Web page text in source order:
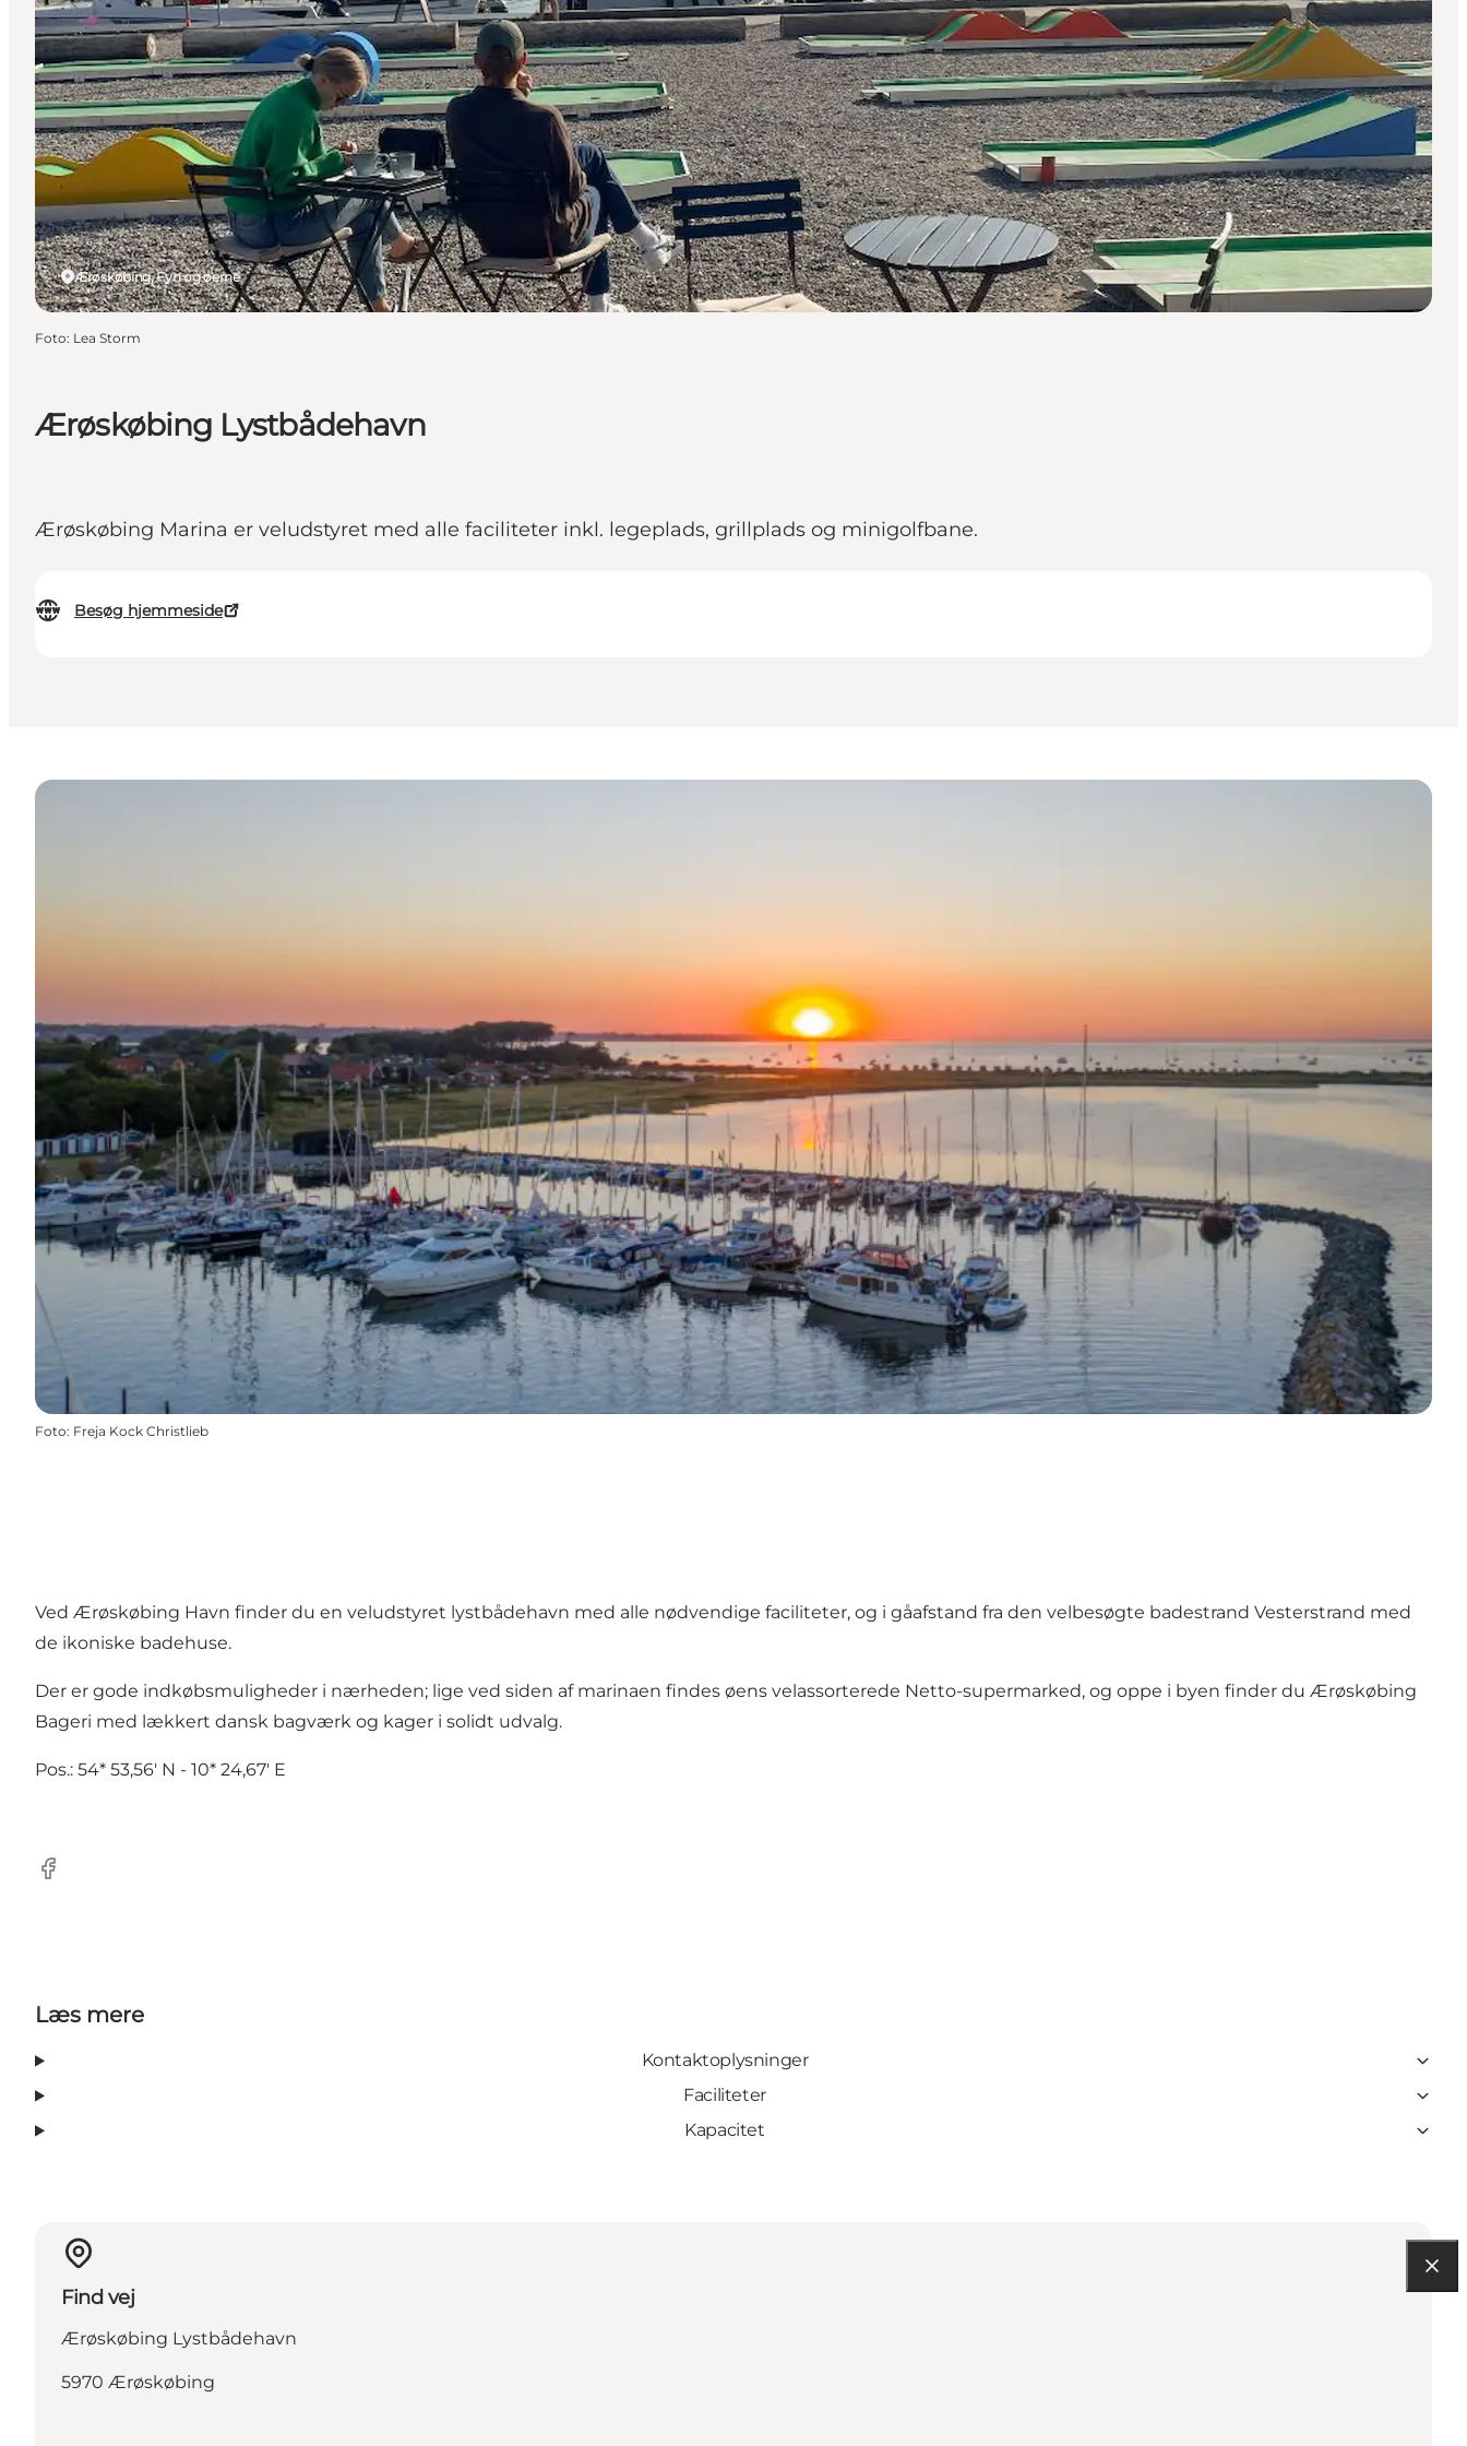
Ærøskøbing Lystbådehavn
Ærøskøbing Marina er veludstyret med alle faciliteter inkl. legeplads, grillplads og minigolfbane.
Besøg hjemmeside
Ærøskøbing, Fyn og øerne
Foto: Lea Storm
Foto: Freja Kock Christlieb
Ved Ærøskøbing Havn finder du en veludstyret lystbådehavn med alle nødvendige faciliteter, og i gåafstand fra den velbesøgte badestrand Vesterstrand med
de ikoniske badehuse.
Der er gode indkøbsmuligheder i nærheden; lige ved siden af marinaen findes øens velassorterede Netto-supermarked, og oppe i byen finder du Ærøskøbing
Bageri med lækkert dansk bagværk og kager i solidt udvalg.
Pos.: 54* 53,56' N - 10* 24,67' E
Facebook
Læs mere
Kontaktoplysninger
Faciliteter
Kapacitet
Find vej
Ærøskøbing Lystbådehavn
5970 Ærøskøbing